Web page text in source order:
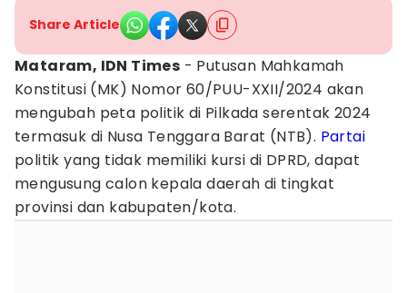
Share Article
Mataram, IDN Times - Putusan Mahkamah
Konstitusi (MK) Nomor 60/PUU-XXII/2024 akan
mengubah peta politik di Pilkada serentak 2024
termasuk di Nusa Tenggara Barat (NTB). Partai
politik yang tidak memiliki kursi di DPRD, dapat
mengusung calon kepala daerah di tingkat
provinsi dan kabupaten/kota.